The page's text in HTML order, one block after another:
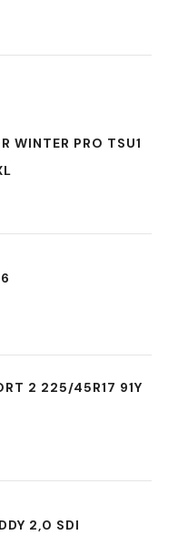
WINTER PRO TSU1
2 225/45R17 91Y
2,0 SDI